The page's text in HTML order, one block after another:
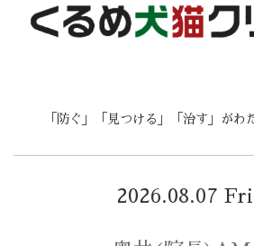
「防ぐ」「見つける」「治す」がわ
2026.08.07